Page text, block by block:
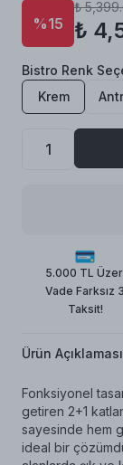
%15
₺
₺
Bistro Renk
Krem
5.000 TL
Vade Farksız 3
Taksit!
Ürün Açıklaması
Fonksiyonel
getiren 2+1
sayesinde hem
ideal bir